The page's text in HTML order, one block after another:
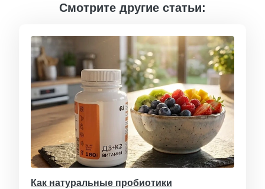
Смотрите другие статьи:
Как натуральные пробиотики